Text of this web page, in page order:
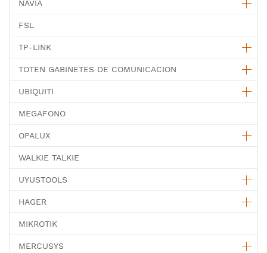
NAVIA
FSL
TP-LINK
TOTEN GABINETES DE COMUNICACION
UBIQUITI
MEGAFONO
OPALUX
WALKIE TALKIE
UYUSTOOLS
HAGER
MIKROTIK
MERCUSYS